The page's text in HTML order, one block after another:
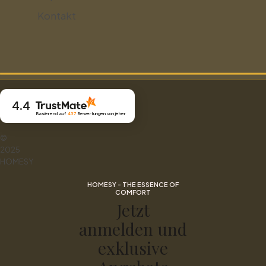
4.4
Basierend auf 437Bewertungen von jeher
©
2025
HOMESY
HOMESY - THE ESSENCE OF
COMFORT
Jetzt
anmelden und
exklusive